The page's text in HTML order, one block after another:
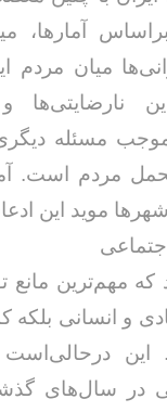
آمار‌ها،
میان مرد‌‌م
نارضایتی‌ها
مسئله
مرد‌‌م است.
شهر‌ها موید‌‌ این
که مهم‌ترین مانع
و انسانی بلکه
این
د‌‌ر سال‌های